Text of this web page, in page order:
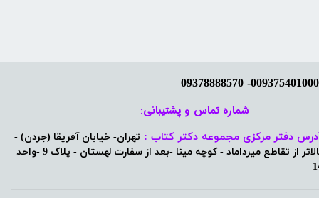
دفتر مرکزی مجموعه دکتر کتاب : تهران- خیابان آفریقا (جردن) -
بالاتر از تقاطع میرداماد - کوچه مینا -بعد از سفارت لهستان - پلاک 9 -واحد
شماره تماس و پشتیبانی: ​​​​​​​